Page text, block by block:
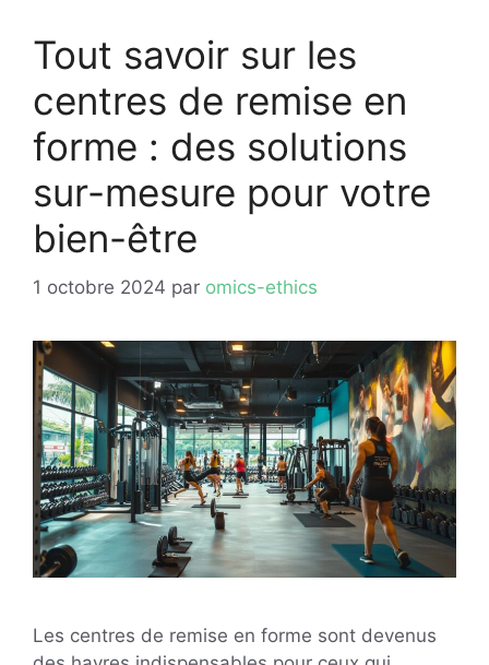
Tout savoir sur les
centres de remise en
forme : des solutions
sur-mesure pour votre
bien-être
1 octobre 2024 par omics-ethics
Les centres de remise en forme sont devenus